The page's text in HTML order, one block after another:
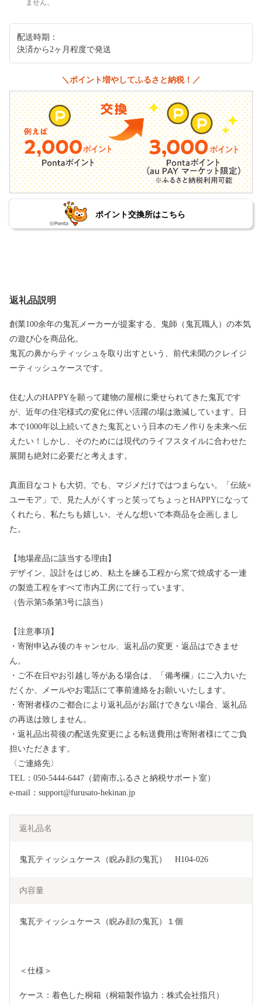
ません。
配送時期：
決済から2ヶ月程度で発送
＼ポイント増やしてふるさと納税！／
ポイント交換所はこちら
返礼品説明
創業100余年の鬼瓦メーカーが提案する、鬼師（鬼瓦職人）の本気
の遊び心を商品化。
鬼瓦の鼻からティッシュを取り出すという、前代未聞のクレイジ
ーティッシュケースです。
住む人のHAPPYを願って建物の屋根に乗せられてきた鬼瓦です
が、近年の住宅様式の変化に伴い活躍の場は激減しています。日
本で1000年以上続いてきた鬼瓦という日本のモノ作りを未来へ伝
えたい！しかし、そのためには現代のライフスタイルに合わせた
展開も絶対に必要だと考えます。
真面目なコトも大切。でも、マジメだけではつまらない。「伝統×
ユーモア」で、見た人がくすっと笑ってちょっとHAPPYになって
くれたら、私たちも嬉しい。そんな想いで本商品を企画しまし
た。
【地場産品に該当する理由】
デザイン、設計をはじめ、粘土を練る工程から窯で焼成する一連
の製造工程をすべて市内工房にて行っています。
（告示第5条第3号に該当）
【注意事項】
・寄附申込み後のキャンセル、返礼品の変更・返品はできませ
ん。
・ご不在日やお引越し等がある場合は、「備考欄」にご入力いた
だくか、メールやお電話にて事前連絡をお願いいたします。
・寄附者様のご都合により返礼品がお届けできない場合、返礼品
の再送は致しません。
・返礼品出荷後の配送先変更による転送費用は寄附者様にてご負
担いただきます。
〈ご連絡先〉
TEL：050-5444-6447（碧南市ふるさと納税サポート室）
e-mail：support@furusato-hekinan.jp
返礼品名
鬼瓦ティッシュケース（睨み顔の鬼瓦）　H104-026
内容量
鬼瓦ティッシュケース（睨み顔の鬼瓦）１個
＜仕様＞
ケース：着色した桐箱（桐箱製作協力：株式会社指只）